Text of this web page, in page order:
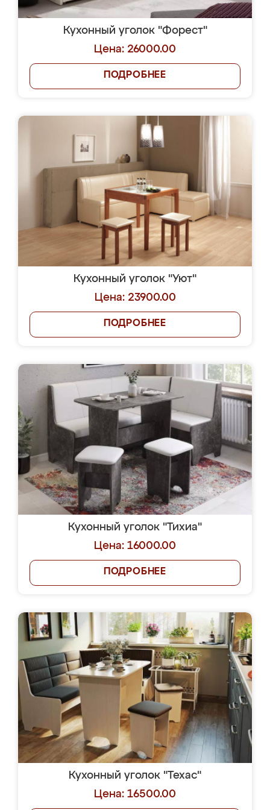
Кухонный уголок "Форест"
Цена: 26000.00
ПОДРОБНЕЕ
Кухонный уголок "Уют"
Цена: 23900.00
ПОДРОБНЕЕ
Кухонный уголок "Тихиа"
Цена: 16000.00
ПОДРОБНЕЕ
Кухонный уголок "Техас"
Цена: 16500.00